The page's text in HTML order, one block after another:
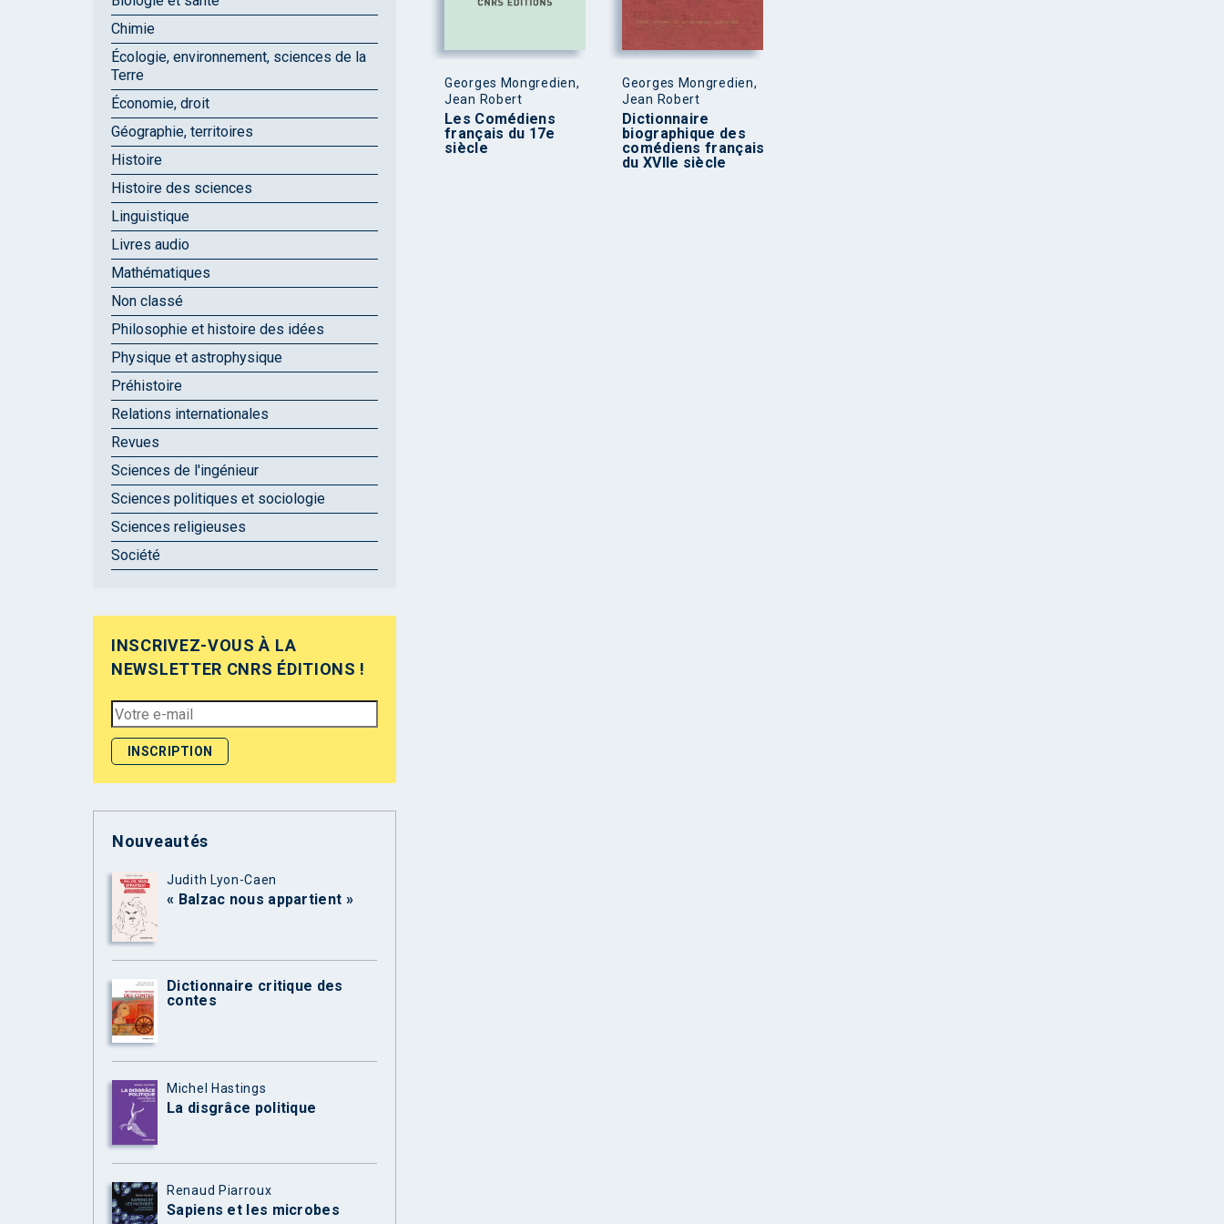
Georges Mongredien,
Jean Robert
Les Comédiens
français du 17e
siècle
Georges Mongredien,
Jean Robert
Dictionnaire
biographique des
comédiens français
du XVIIe siècle
Chimie
Écologie, environnement, sciences de la
Terre
Économie, droit
Géographie, territoires
Histoire
Histoire des sciences
Linguistique
Livres audio
Mathématiques
Non classé
Philosophie et histoire des idées
Physique et astrophysique
Préhistoire
Relations internationales
Revues
Sciences de l'ingénieur
Sciences politiques et sociologie
Sciences religieuses
Société
INSCRIVEZ-VOUS À LA
NEWSLETTER CNRS ÉDITIONS !
Nouveautés
Judith Lyon-Caen
« Balzac nous appartient »
Dictionnaire critique des
contes
Michel Hastings
La disgrâce politique
Renaud Piarroux
Sapiens et les microbes